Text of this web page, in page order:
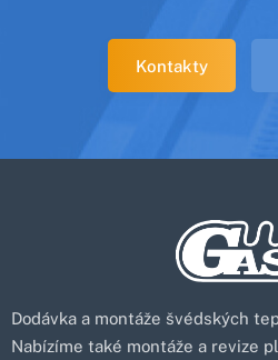
Kontakty
Dodávka a montáže švédských
Nabízíme také montáže a revize